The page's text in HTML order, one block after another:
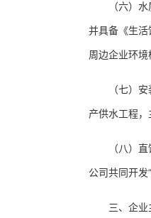
（六）水质
并具备《生
周边企业环境
（七）安装
产供水工程，
（八）直饮
公司共同开发
三、企业